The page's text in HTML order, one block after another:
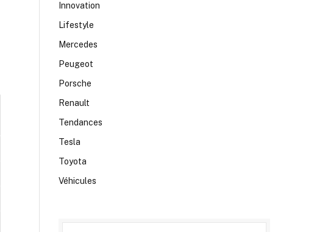
Innovation
Lifestyle
Mercedes
Peugeot
Porsche
Renault
Tendances
Tesla
Toyota
Véhicules